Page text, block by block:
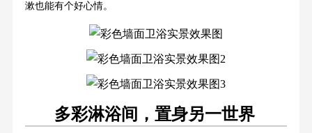
漱也能有个好心情。
多彩淋浴间，置身另一世界